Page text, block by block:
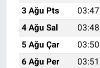
3 Ağu Pts
03:47
4 Ağu Sal
03:48
5 Ağu Çar
03:50
6 Ağu Per
03:51